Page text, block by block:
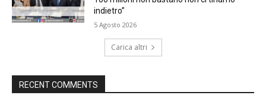
indietro”
5 Agosto 2026
Carica altri
RECENT COMMENTS